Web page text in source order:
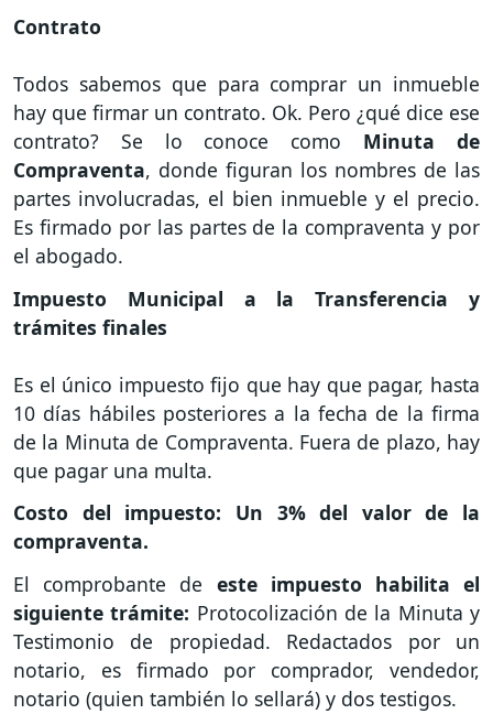
Contrato
Todos sabemos que para comprar un inmueble
hay que firmar un contrato. Ok. Pero ¿qué dice ese
contrato? Se lo conoce como Minuta de
Compraventa, donde figuran los nombres de las
partes involucradas, el bien inmueble y el precio.
Es firmado por las partes de la compraventa y por
el abogado.
Impuesto Municipal a la Transferencia y
trámites finales
Es el único impuesto fijo que hay que pagar, hasta
10 días hábiles posteriores a la fecha de la firma
de la Minuta de Compraventa. Fuera de plazo, hay
que pagar una multa.
Costo del impuesto: Un 3% del valor de la
compraventa.
El comprobante de este impuesto habilita el
siguiente trámite: Protocolización de la Minuta y
Testimonio de propiedad. Redactados por un
notario, es firmado por comprador, vendedor,
notario (quien también lo sellará) y dos testigos.